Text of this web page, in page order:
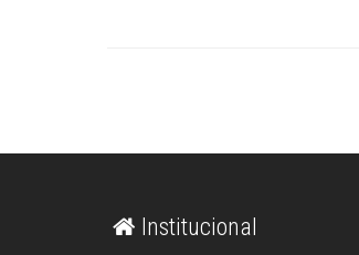
Café e cháInstitucional